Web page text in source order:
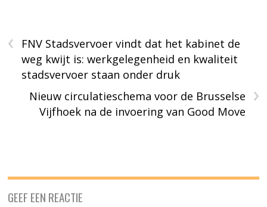
‹
FNV Stadsvervoer vindt dat het kabinet de
weg kwijt is: werkgelegenheid en kwaliteit
stadsvervoer staan onder druk
›
Nieuw circulatieschema voor de Brusselse
Vijfhoek na de invoering van Good Move
GEEF EEN REACTIE